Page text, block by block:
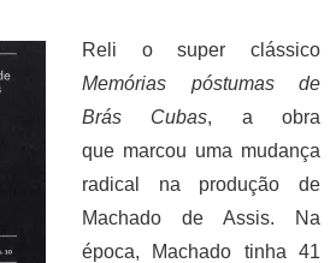
Reli o super clássico
Memórias póstumas de
Brás Cubas, a obra
que marcou uma mudança
radical na produção de
Machado de Assis. Na
época, Machado tinha 41